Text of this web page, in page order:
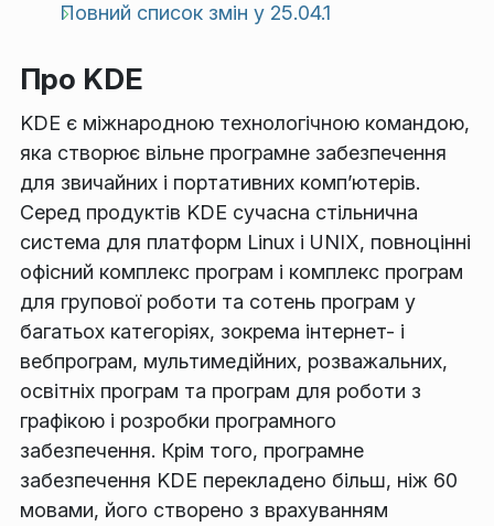
Повний список змін у 25.04.1
Про KDE
KDE є міжнародною технологічною командою,
яка створює вільне програмне забезпечення
для звичайних і портативних комп’ютерів.
Серед продуктів KDE сучасна стільнична
система для платформ Linux і UNIX, повноцінні
офісний комплекс програм і комплекс програм
для групової роботи та сотень програм у
багатьох категоріях, зокрема інтернет- і
вебпрограм, мультимедійних, розважальних,
освітніх програм та програм для роботи з
графікою і розробки програмного
забезпечення. Крім того, програмне
забезпечення KDE перекладено більш, ніж 60
мовами, його створено з врахуванням